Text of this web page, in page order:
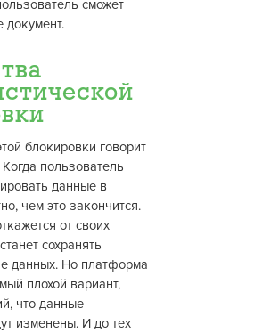
сможет
документ.
блокировки говорит
пользователь
данные в
чем это закончится.
от своих
сохранять
данных. Но платформа
плохой вариант,
что данные
изменены. И до тех